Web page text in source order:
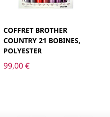
COFFRET BROTHER
COUNTRY 21 BOBINES,
POLYESTER
99,00€